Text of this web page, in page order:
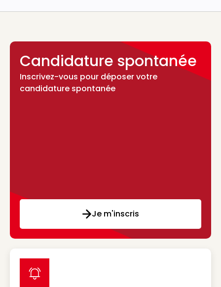
Candidature spontanée
Inscrivez-vous pour déposer votre
candidature spontanée
Je m'inscris
label icon